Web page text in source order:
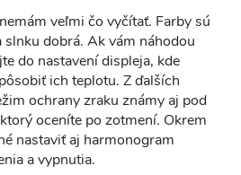
veľmi čo vyčítať. Farby sú
slnku dobrá. Ak vám náhodou
do nastavení displeja, kde
ich teplotu. Z ďalších
ochrany zraku známy aj pod
oceníte po zotmení. Okrem
nastaviť aj harmonogram
a vypnutia.